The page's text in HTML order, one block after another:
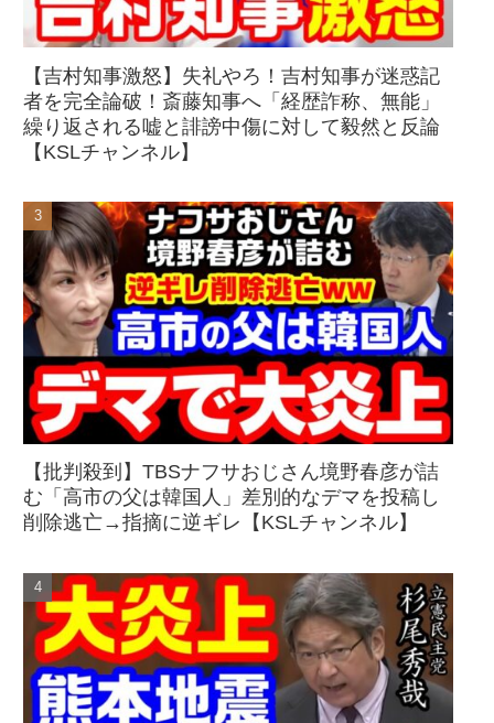
【吉村知事激怒】失礼やろ！吉村知事が迷惑記
者を完全論破！斎藤知事へ「経歴詐称、無能」
繰り返される嘘と誹謗中傷に対して毅然と反論
【KSLチャンネル】
【批判殺到】TBSナフサおじさん境野春彦が詰
む「高市の父は韓国人」差別的なデマを投稿し
削除逃亡→指摘に逆ギレ【KSLチャンネル】